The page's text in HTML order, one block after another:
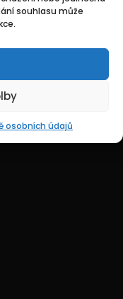
souhlasu může
osobních údajů